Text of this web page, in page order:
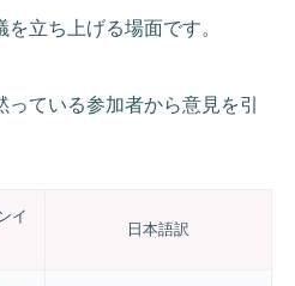
立ち上げる場面です。
ている参加者から意見を引
イ
日本語訳